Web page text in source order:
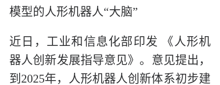
模型的人形机器人“大脑”
近日，工业和信息化部印发 《人形机
器人创新发展指导意见》。意见提出，
到2025年，人形机器人创新体系初步建